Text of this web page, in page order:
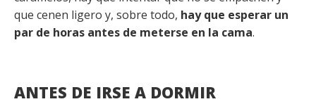
que cenen ligero y, sobre todo, hay que esperar un
par de horas antes de meterse en la cama.
ANTES DE IRSE A DORMIR